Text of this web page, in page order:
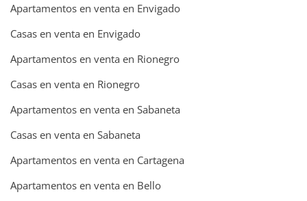
Apartamentos en venta en Envigado
Casas en venta en Envigado
Apartamentos en venta en Rionegro
Casas en venta en Rionegro
Apartamentos en venta en Sabaneta
Casas en venta en Sabaneta
Apartamentos en venta en Cartagena
Apartamentos en venta en Bello